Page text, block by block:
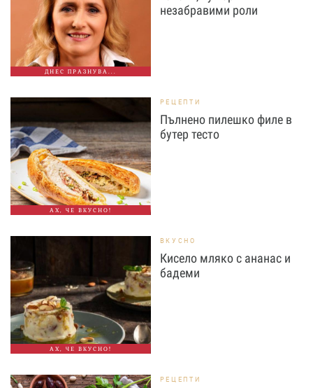
ДНЕС ПРАЗНУВА...
незабравими роли
АХ, ЧЕ ВКУСНО!
РЕЦЕПТИ
Пълнено пилешко филе в
бутер тесто
АХ, ЧЕ ВКУСНО!
ВКУСНО
Кисело мляко с ананас и
бадеми
РЕЦЕПТИ